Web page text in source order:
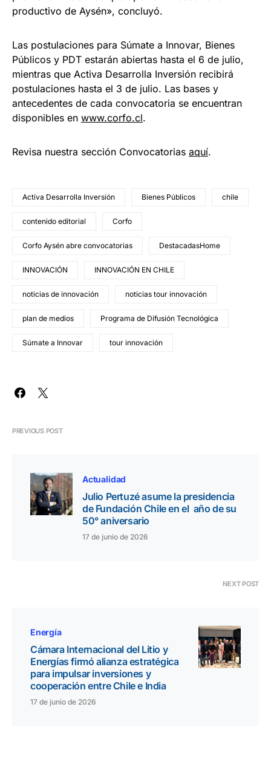
productivo de Aysén», concluyó.
Las postulaciones para Súmate a Innovar, Bienes
Públicos y PDT estarán abiertas hasta el 6 de julio,
mientras que Activa Desarrolla Inversión recibirá
postulaciones hasta el 3 de julio. Las bases y
antecedentes de cada convocatoria se encuentran
disponibles en www.corfo.cl.
Revisa nuestra sección Convocatorias aquí.
Activa Desarrolla Inversión Bienes Públicos chile
contenido editorial Corfo
Corfo Aysén abre convocatorias DestacadasHome
INNOVACIÓN INNOVACIÓN EN CHILE
noticias de innovación noticias tour innovación
plan de medios Programa de Difusión Tecnológica
Súmate a Innovar tour innovación
PREVIOUS POST
Actualidad
Julio Pertuzé asume la presidencia
de Fundación Chile en el año de su
50° aniversario
17 de junio de 2026
NEXT POST
Energía
Cámara Internacional del Litio y
Energías firmó alianza estratégica
para impulsar inversiones y
cooperación entre Chile e India
17 de junio de 2026